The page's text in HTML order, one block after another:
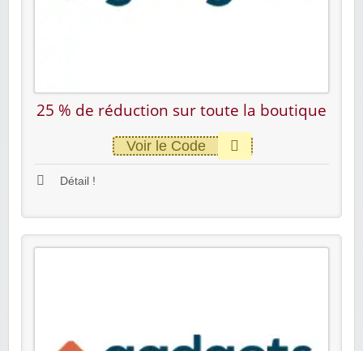
25 % de réduction sur toute la boutique
Voir le Code
Détail !